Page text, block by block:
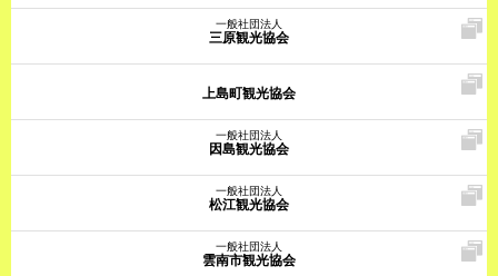
一般社団法人
三原観光協会
上島町観光協会
一般社団法人
因島観光協会
一般社団法人
松江観光協会
一般社団法人
雲南市観光協会